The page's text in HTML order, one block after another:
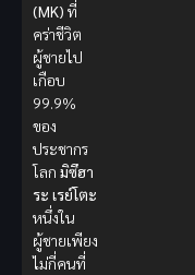
(MK) ที่
คร่าชีวิต
ผู้ชายไป
เกือบ
99.9%
ของ
ประชากร
โลก มิซึฮา
ระ เรย์โตะ
หนึ่งใน
ผู้ชายเพียง
ไม่กี่คนที่